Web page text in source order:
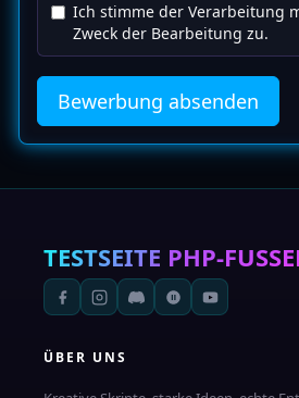
Ich stimme der Verarbeitung
Zweck der Bearbeitung zu.
Bewerbung absenden
TESTSEITE PHP-
ÜBER UNS